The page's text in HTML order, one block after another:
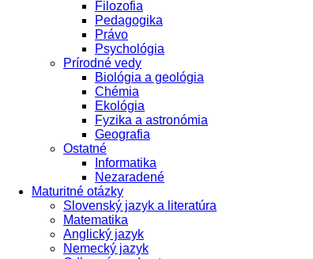
Filozofia
Pedagogika
Právo
Psychológia
Prírodné vedy
Biológia a geológia
Chémia
Ekológia
Fyzika a astronómia
Geografia
Ostatné
Informatika
Nezaradené
Maturitné otázky
Slovenský jazyk a literatúra
Matematika
Anglický jazyk
Nemecký jazyk